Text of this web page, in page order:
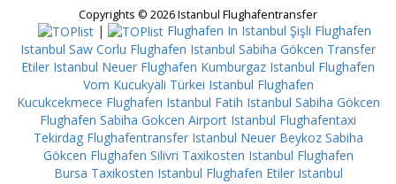
Copyrights © 2026 Istanbul Flughafentransfer
| Flughafen In Istanbul Şişli Flughafen
Istanbul Saw Corlu Flughafen Istanbul Sabiha Gökcen Transfer
Etiler Istanbul Neuer Flughafen Kumburgaz Istanbul Flughafen
Vom Kucukyali Türkei Istanbul Flughafen
Kucukcekmece Flughafen Istanbul Fatih Istanbul Sabiha Gökcen
Flughafen Sabiha Gokcen Airport Istanbul Flughafentaxi
Tekirdag Flughafentransfer Istanbul Neuer Beykoz Sabiha
Gökcen Flughafen Silivri Taxikosten Istanbul Flughafen
Bursa Taxikosten Istanbul Flughafen Etiler Istanbul